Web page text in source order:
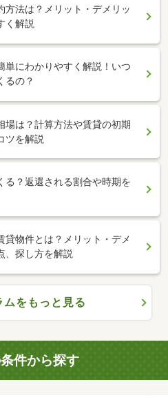
方法は？メリット・デメリッ
く解説
単にわかりやすく解説！いつ
るの？
場は？計算方法や賃貸の初期
ツを解説
る？返還される割合や時期を
貸物件とは？メリット・デメ
、探し方を解説
をもっと見る
件から探す